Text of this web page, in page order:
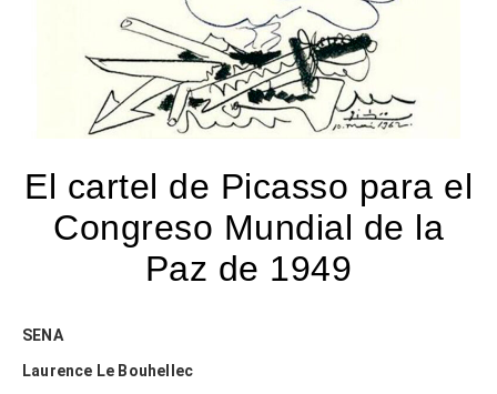
El cartel de Picasso para el
Congreso Mundial de la
Paz de 1949
SENA
Laurence Le Bouhellec